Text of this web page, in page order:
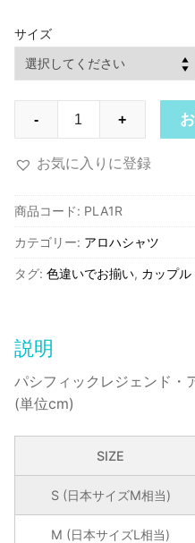
サイズ
フ
ッ
ク
レ
ド・
ア
ロ
レ
- +
お気に入りに登録
商品コード: PLA1R
カテゴリー: アロハシャツ
タグ: 色違いでお揃い, カップ
説明
パシフィックレジェンド・
(単位cm)
SIZE
S (日本サイズM相当)
M (日本サイズL相当)